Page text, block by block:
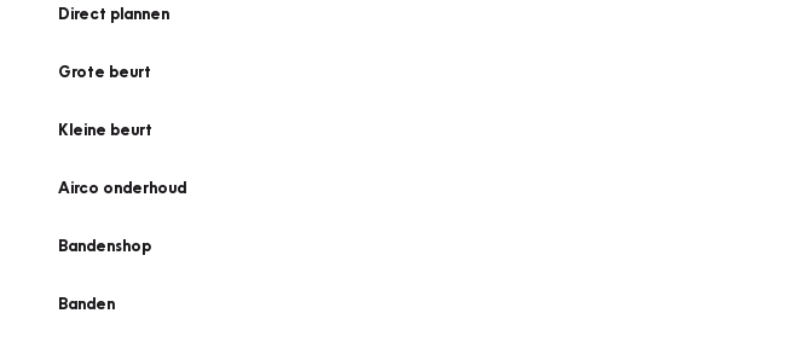
Direct plannen
Grote beurt
Kleine beurt
Airco onderhoud
Bandenshop
Banden